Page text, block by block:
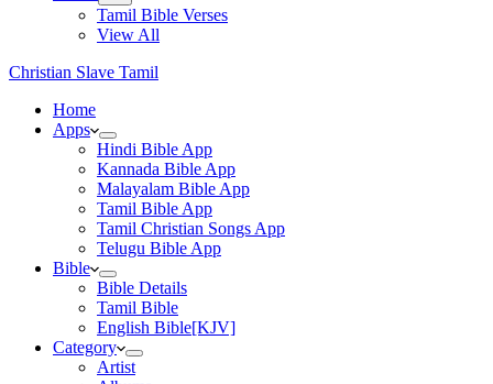
Tamil Bible Verses
View All
Christian Slave Tamil
Home
Apps
Hindi Bible App
Kannada Bible App
Malayalam Bible App
Tamil Bible App
Tamil Christian Songs App
Telugu Bible App
Bible
Bible Details
Tamil Bible
English Bible[KJV]
Category
Artist